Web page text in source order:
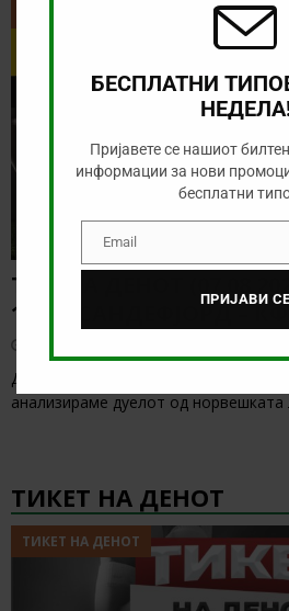
ТИП НА ДЕНОТ
19:00) САНДЕФЈОРД –
Денес нема солидна понуда за
анализираме дуелот од норвешката
ТИКЕТ НА ДЕНОТ
ТИКЕТ НА ДЕНОТ
БЕСПЛАТНИ
Пријавете се нашиот
информации за нови
бесплатни
EmailEmail
ПРИЈАВИ СЕ